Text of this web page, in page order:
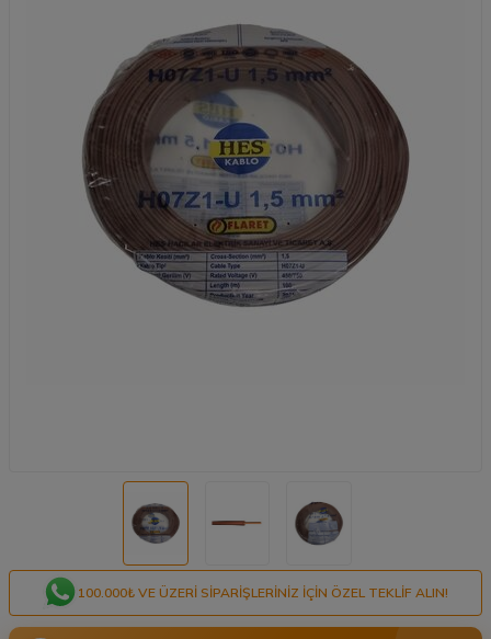
100.000₺ VE ÜZERI SIPARIŞLERINIZ IÇIN ÖZEL TEKLIF ALIN!